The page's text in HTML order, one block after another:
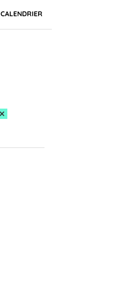
CALENDRIER